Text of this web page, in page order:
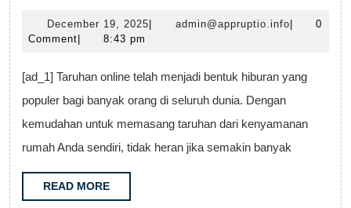
December 19, 2025December
| admin@appruptio.info|
0
Comment| 8:43 pm
[ad_1] Taruhan online telah menjadi bentuk hiburan yang
populer bagi banyak orang di seluruh dunia. Dengan
kemudahan untuk memasang taruhan dari kenyamanan
rumah Anda sendiri, tidak heran jika semakin banyak
READ MOREREAD
MORE